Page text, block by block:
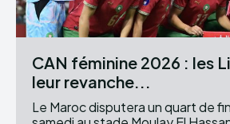
CAN féminine 2026 : les
leur revanche...
Le Maroc disputera un quart de